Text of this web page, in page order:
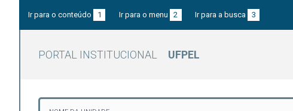
Ir para o conteúdo 1 Ir para o menu 2 Ir para a busca 3
PORTAL INSTITUCIONAL UFPEL